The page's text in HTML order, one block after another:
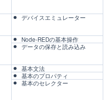
デバイスエミュレーター
Node-REDの基本操作
データの保存と読み込み
基本文法
基本のプロパティ
基本のセレクター